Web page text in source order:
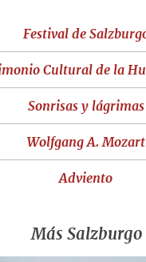
Festival de
Cultural de la
Sonrisas y lágrimas
Wolfgang A. Mozart
Adviento
Más Salzburgo